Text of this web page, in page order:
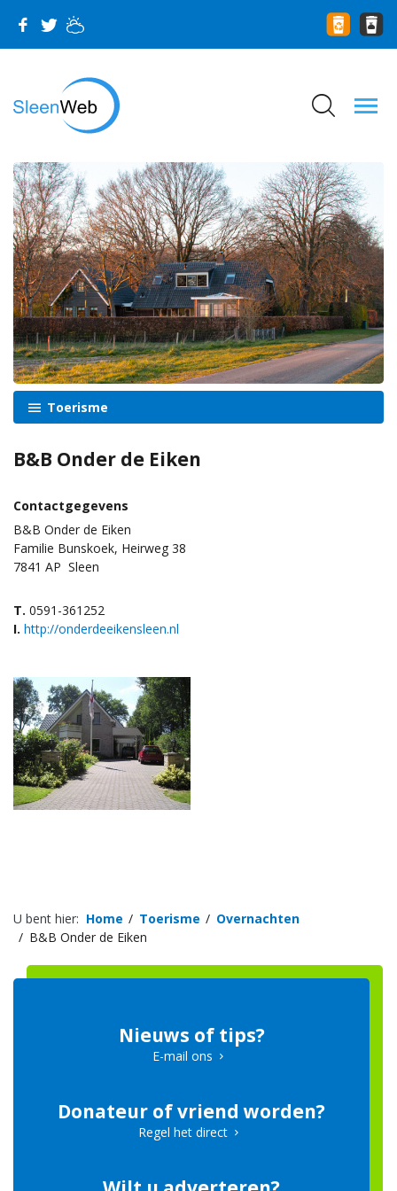
Toerisme
B&B Onder de Eiken
Contactgegevens
B&B Onder de Eiken
Familie Bunskoek, Heirweg 38
7841 AP Sleen
T. 0591-361252
I. http://onderdeeikensleen.nl
U bent hier: Home Toerisme
Overnachten
B&B Onder de Eiken
Nieuws of tips?
E-mail ons
Donateur of vriend worden?
Regel het direct